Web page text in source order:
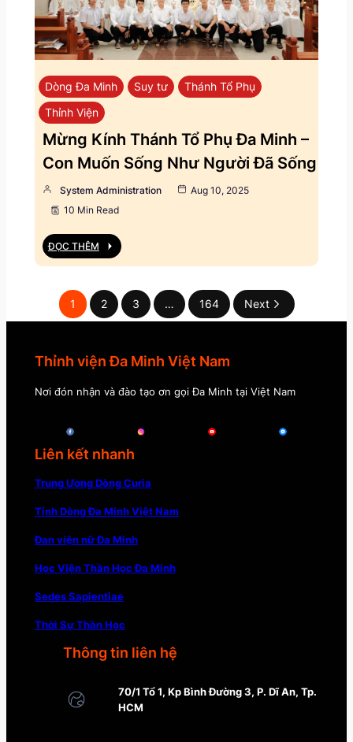
Dòng Đa Minh Suy tư
Thánh Tổ Phụ
Thỉnh Viện
Mừng Kính Thánh Tổ Phụ Đa Minh –
Con Muốn Sống Như Người Đã Sống
System Administration
Aug 10, 2025
10 Min Read
ĐỌC THÊM
1 2 3 … 164 Next
Thỉnh viện Đa Minh Việt Nam
Nơi đón nhận và đào tạo ơn gọi Đa Minh tại Việt Nam
Liên kết nhanh
Trung Ương Dòng Curia
Tỉnh Dòng Đa Minh Việt Nam
Đan viện nữ Đa Minh
Học Viện Thần Học Đa Minh
Sedes Sapientiae
Thời Sự Thần Học
Thông tin liên hệ
70/1 Tổ 1, Kp Bình Đường 3, P. Dĩ An, Tp.
HCM